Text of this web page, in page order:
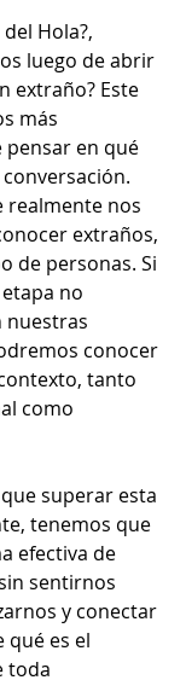
Hola?,
luego de abrir
extraño? Este
más
pensar en qué
realmente nos
extraños,
de personas. Si
no
nuestras
conocer
tanto
como
tenemos que
efectiva de
sentirnos
y conectar
qué es el
toda